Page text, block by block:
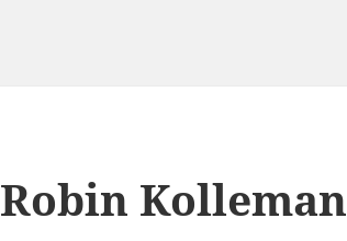
Robin Kolleman